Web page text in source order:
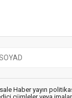
Haber yayın